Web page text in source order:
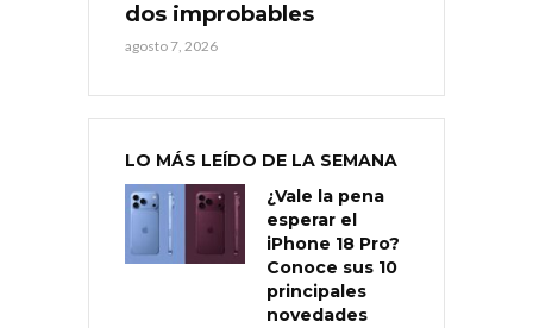
dos improbables
agosto 7, 2026
LO MÁS LEÍDO DE LA SEMANA
¿Vale la pena
esperar el
iPhone 18 Pro?
Conoce sus 10
principales
novedades